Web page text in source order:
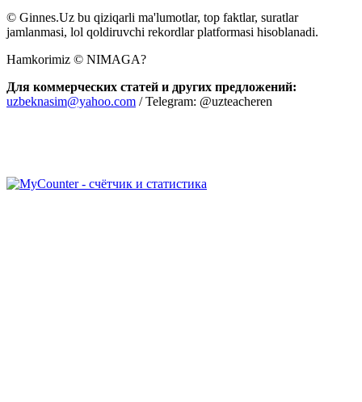
© Ginnes.Uz bu qiziqarli ma'lumotlar, top faktlar, suratlar
jamlanmasi, lol qoldiruvchi rekordlar platformasi hisoblanadi.
Hamkorimiz © NIMAGA?
Для коммерческих статей и других предложений:
uzbeknasim@yahoo.com / Telegram: @uzteacheren